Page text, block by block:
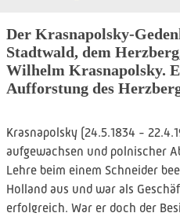
Der Krasnapolsky-
Stadtwald, dem
Wilhelm Krasnapolsky.
Aufforstung des
Krasnapolsky (24.5.1834 -
aufgewachsen und polnischer
Lehre beim einem Schneider
Holland aus und war als
erfolgreich. War er doch der